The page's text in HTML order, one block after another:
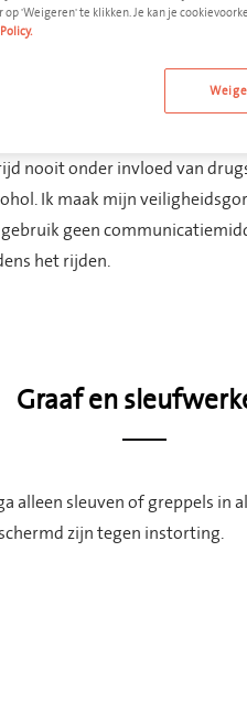
nooit onder invloed van
Ik maak mijn
geen
het rijden.
Graaf en
alleen sleuven of greppels in
zijn tegen instorting.
'Weigeren' te klikken. Je kan je